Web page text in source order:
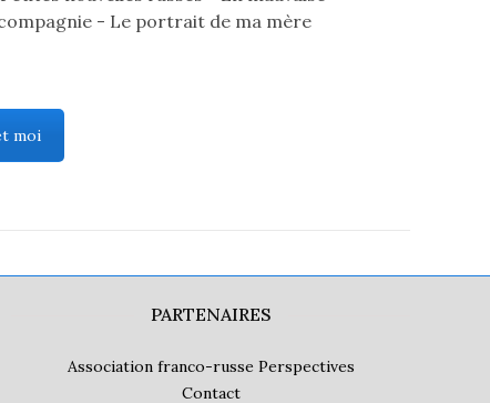
moi
PARTENAIRES
Association franco-russe Perspectives
Contact